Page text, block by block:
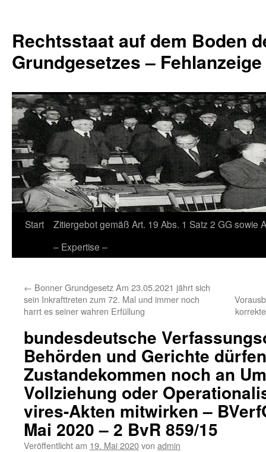
springen
Rechtsstaat auf dem Boden
Grundgesetzes –
Start
Zitiergebot gemäß Art. 19 Abs. 1 Satz 2 GG sowie
– Expertise –
← Bonner Grundgesetz Am 23.05.2021 jährt sich
sein Inkrafttreten zum 72. Mal und immer noch
harrt es seiner wahren Erfüllung
bundesdeutsche
Behörden und Gerichte
Zustandekommen noch an
Vollziehung oder
vires-Akten mitwirken –
Mai 2020 – 2 BvR 859/15
Veröffentlicht am 19. Mai 2020von admin